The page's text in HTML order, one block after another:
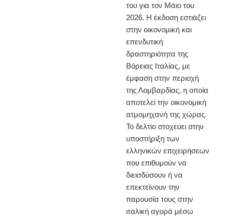
του για τον Μάιο του
2026. Η έκδοση εστιάζει
στην οικονομική και
επενδυτική
δραστηριότητα της
Βόρειας Ιταλίας, με
έμφαση στην περιοχή
της Λομβαρδίας, η οποία
αποτελεί την οικονομική
ατμομηχανή της χώρας.
Το δελτίο στοχεύει στην
υποστήριξη των
ελληνικών επιχειρήσεων
που επιθυμούν να
διεισδύσουν ή να
επεκτείνουν την
παρουσία τους στην
ιταλική αγορά μέσω